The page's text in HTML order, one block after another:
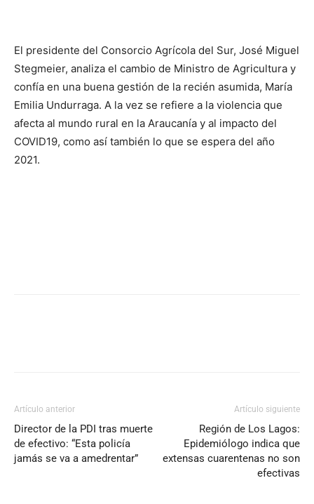
El presidente del Consorcio Agrícola del Sur, José Miguel
Stegmeier, analiza el cambio de Ministro de Agricultura y
confía en una buena gestión de la recién asumida, María
Emilia Undurraga. A la vez se refiere a la violencia que
afecta al mundo rural en la Araucanía y al impacto del
COVID19, como así también lo que se espera del año
2021.
Artículo anterior
Director de la PDI tras muerte
de efectivo: “Esta policía
jamás se va a amedrentar”
Artículo siguiente
Región de Los Lagos:
Epidemiólogo indica que
extensas cuarentenas no son
efectivas